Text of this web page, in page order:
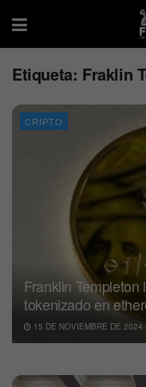
Etiqueta: Fraklin
CRIPTO
Franklin
tokenizado en
15 DE NOVIEMBRE DE 2024